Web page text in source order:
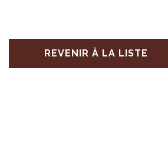
REVENIR À LA LISTE